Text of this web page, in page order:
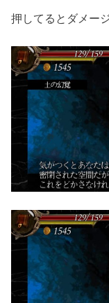
押してるとダメー